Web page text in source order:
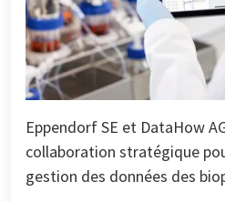
Eppendorf SE et DataHow
collaboration stratégique
gestion des données des